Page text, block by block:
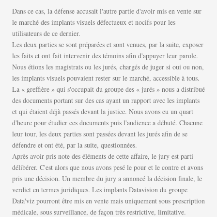
Dans ce cas, la défense accusait l'autre partie d'avoir mis en vente sur
le marché des implants visuels défectueux et nocifs pour les
utilisateurs de ce dernier.
Les deux parties se sont préparées et sont venues, par la suite, exposer
les faits et ont fait intervenir des témoins afin d'appuyer leur parole.
Nous étions les magistrats ou les jurés, chargés de juger si oui ou non,
les implants visuels pouvaient rester sur le marché, accessible à tous.
La « greffière » qui s'occupait du groupe des « jurés » nous a distribué
des documents portant sur des cas ayant un rapport avec les implants
et qui étaient déjà passés devant la justice. Nous avons eu un quart
d'heure pour étudier ces documents puis l'audience a débuté. Chacune
leur tour, les deux parties sont passées devant les jurés afin de se
défendre et ont été, par la suite, questionnées.
Après avoir pris note des éléments de cette affaire, le jury est parti
délibérer. C'est alors que nous avons pesé le pour et le contre et avons
pris une décision. Un membre du jury a annoncé la décision finale, le
verdict en termes juridiques. Les implants Datavision du groupe
Data'viz pourront être mis en vente mais uniquement sous prescription
médicale, sous surveillance, de façon très restrictive, limitative.